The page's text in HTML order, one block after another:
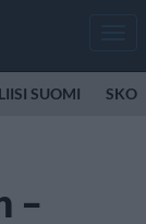
SUOMI
–